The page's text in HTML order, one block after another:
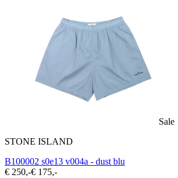
Sale
STONE ISLAND
B100002 s0e13 v004a - dust blu
€ 250,-€ 175,-